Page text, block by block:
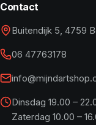
Contact
Buitendijk 5, 4759
06 47763178
Dinsdag 19.00 –
Zaterdag 10.00 –